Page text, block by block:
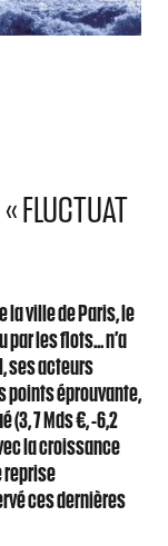
FLUCTUAT
la ville de Paris, le
les flots... n’a
ses acteurs
points éprouvante,
(3, 7 Mds €, -6,2
la croissance
reprise
ces dernières